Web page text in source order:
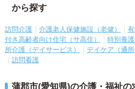
から探す
訪問介護 介護老人保健施設（老健）
付き高齢者向け住宅（サ高住）
特別養
所介護（デイサービス）
デイケア（通所
訪問看護
蒲郡市(愛知県)の介護・福祉